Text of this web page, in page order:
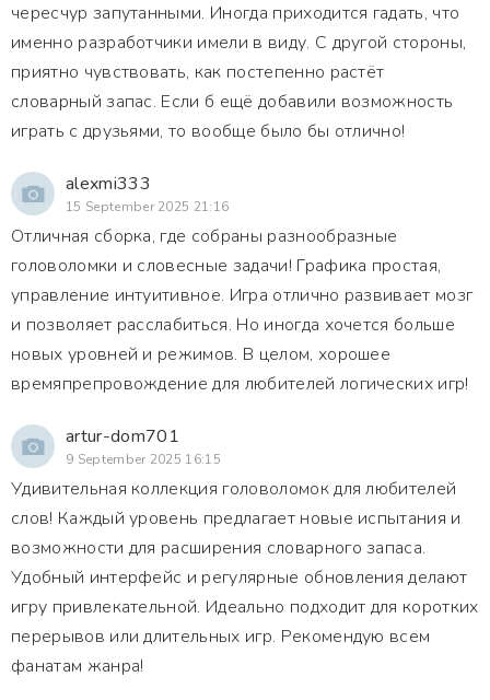
чересчур запутанными. Иногда приходится гадать, что
именно разработчики имели в виду. С другой стороны,
приятно чувствовать, как постепенно растёт
словарный запас. Если б ещё добавили возможность
играть с друзьями, то вообще было бы отлично!
alexmi333
15 September 2025 21:16
Отличная сборка, где собраны разнообразные
головоломки и словесные задачи! Графика простая,
управление интуитивное. Игра отлично развивает мозг
и позволяет расслабиться. Но иногда хочется больше
новых уровней и режимов. В целом, хорошее
времяпрепровождение для любителей логических игр!
artur-dom701
9 September 2025 16:15
Удивительная коллекция головоломок для любителей
слов! Каждый уровень предлагает новые испытания и
возможности для расширения словарного запаса.
Удобный интерфейс и регулярные обновления делают
игру привлекательной. Идеально подходит для коротких
перерывов или длительных игр. Рекомендую всем
фанатам жанра!